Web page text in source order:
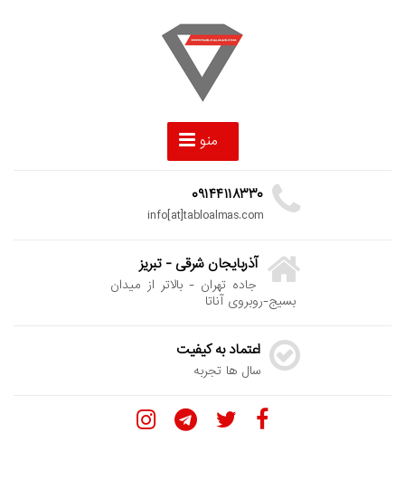
منو
۰۹۱۴۴۱۱۸۳۳۰
info[at]tabloalmas.com
آذربایجان شرقی - تبریز
جاده تهران - بالاتر از میدان
بسیج-روبروی آناتا
اعتماد به کیفیت
سال ها تجربه